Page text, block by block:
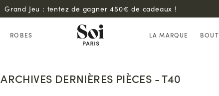
Back in Stock : nos robes bestsellers sont de retour !
ROBES LA MARQUE
ARCHIVES DERNIÈRES PIÈCES - T40